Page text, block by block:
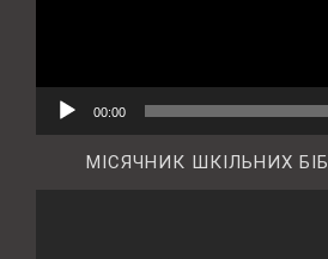
00:00
МІСЯЧНИК ШКІЛЬНИХ